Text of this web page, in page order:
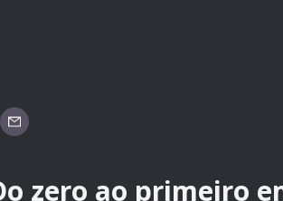
zero ao primeiro